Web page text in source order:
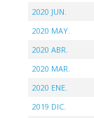
2020 JUN.
2020 MAY.
2020 ABR.
2020 MAR.
2020 ENE.
2019 DIC.